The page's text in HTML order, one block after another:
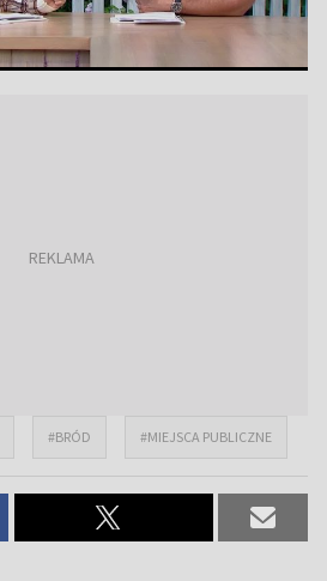
#BRÓD #MIEJSCA PUBLICZNE